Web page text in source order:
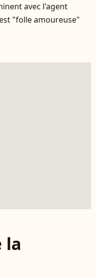
avec l'agent
"folle amoureuse"
la